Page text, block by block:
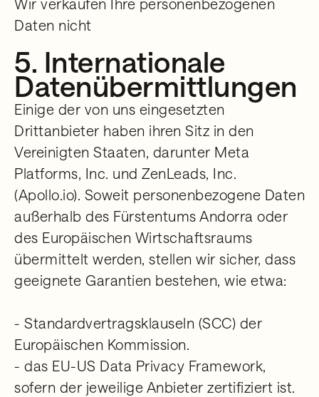
Wir verkaufen Ihre personenbezogenen
Daten nicht
5. Internationale
Datenübermittlungen
Einige der von uns eingesetzten
Drittanbieter haben ihren Sitz in den
Vereinigten Staaten, darunter Meta
Platforms, Inc. und ZenLeads, Inc.
(Apollo.io). Soweit personenbezogene Daten
außerhalb des Fürstentums Andorra oder
des Europäischen Wirtschaftsraums
übermittelt werden, stellen wir sicher, dass
geeignete Garantien bestehen, wie etwa:
- Standardvertragsklauseln (SCC) der
Europäischen Kommission.
- das EU-US Data Privacy Framework,
sofern der jeweilige Anbieter zertifiziert ist.